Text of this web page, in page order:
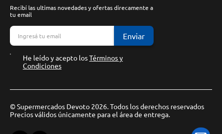
Recibí las ultimas novedades y ofertas direcamente a
tu email
Enviar
He leído y acepto losTérminos y
Condiciones
© Supermercados Devoto 2026. Todos los derechos reservados
Precios válidos únicamente para el área de entrega.